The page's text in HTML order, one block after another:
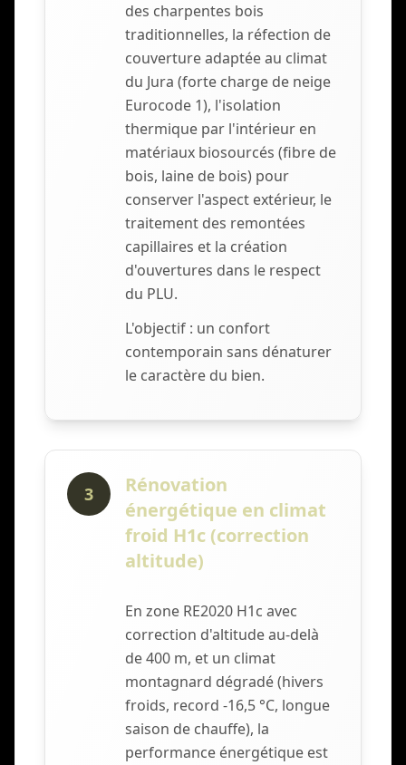
des charpentes bois
traditionnelles, la réfection de
couverture adaptée au climat
du Jura (forte charge de neige
Eurocode 1), l'isolation
thermique par l'intérieur en
matériaux biosourcés (fibre de
bois, laine de bois) pour
conserver l'aspect extérieur, le
traitement des remontées
capillaires et la création
d'ouvertures dans le respect
du PLU.
L'objectif : un confort
contemporain sans dénaturer
le caractère du bien.
3
Rénovation
énergétique en climat
froid H1c (correction
altitude)
En zone RE2020 H1c avec
correction d'altitude au-delà
de 400 m, et un climat
montagnard dégradé (hivers
froids, record -16,5 °C, longue
saison de chauffe), la
performance énergétique est